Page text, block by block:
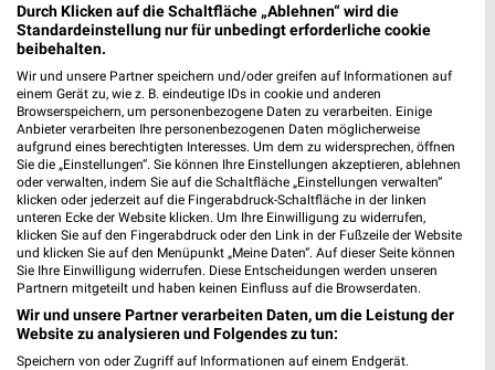
32,4 km
Schlafzimmer Spezial
Noch heute gültig
32,4 km
Junges Wohnen
Gültig bis Fr. 14.08.
XXXLutz XXXLutz
Durch Klicken auf die Schaltfläche „Ablehnen“ wird die
Standardeinstellung nur für unbedingt erforderliche cookie
beibehalten.
Wir und unsere Partner speichern und/oder greifen auf Informationen auf
einem Gerät zu, wie z. B. eindeutige IDs in cookie und anderen
Browserspeichern, um personenbezogene Daten zu verarbeiten. Einige
Anbieter verarbeiten Ihre personenbezogenen Daten möglicherweise
aufgrund eines berechtigten Interesses. Um dem zu widersprechen, öffnen
Sie die „Einstellungen“. Sie können Ihre Einstellungen akzeptieren, ablehnen
oder verwalten, indem Sie auf die Schaltfläche „Einstellungen verwalten“
klicken oder jederzeit auf die Fingerabdruck-Schaltfläche in der linken
unteren Ecke der Website klicken. Um Ihre Einwilligung zu widerrufen,
klicken Sie auf den Fingerabdruck oder den Link in der Fußzeile der Website
und klicken Sie auf den Menüpunkt „Meine Daten“. Auf dieser Seite können
Sie Ihre Einwilligung widerrufen. Diese Entscheidungen werden unseren
Partnern mitgeteilt und haben keinen Einfluss auf die Browserdaten.
Wir und unsere Partner verarbeiten Daten, um die Leistung der
Website zu analysieren und Folgendes zu tun:
Speichern von oder Zugriff auf Informationen auf einem Endgerät.